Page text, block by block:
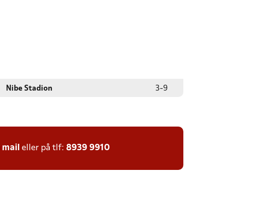
Nibe Stadion 3-9
mail eller på tlf: 8939 9910